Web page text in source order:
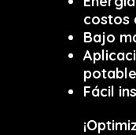
costos
Bajo
Fácil